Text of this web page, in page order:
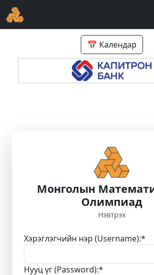
📅 Календар
Монголын
Олимпиад
Нэвтрэх
Хэрэглэгчийн нэр (Username):*
Нууц үг (Password):*